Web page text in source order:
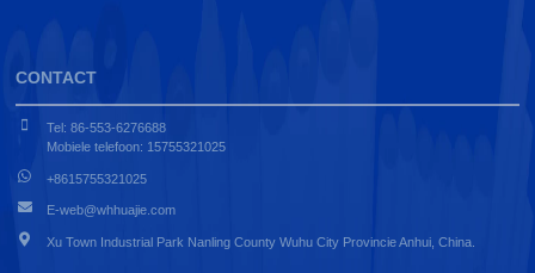
CONTACT
Tel: 86-553-6276688
Mobiele telefoon: 15755321025
+8615755321025
E-web@whhuajie.com
Xu Town Industrial Park Nanling County Wuhu City Provincie Anhui, China.